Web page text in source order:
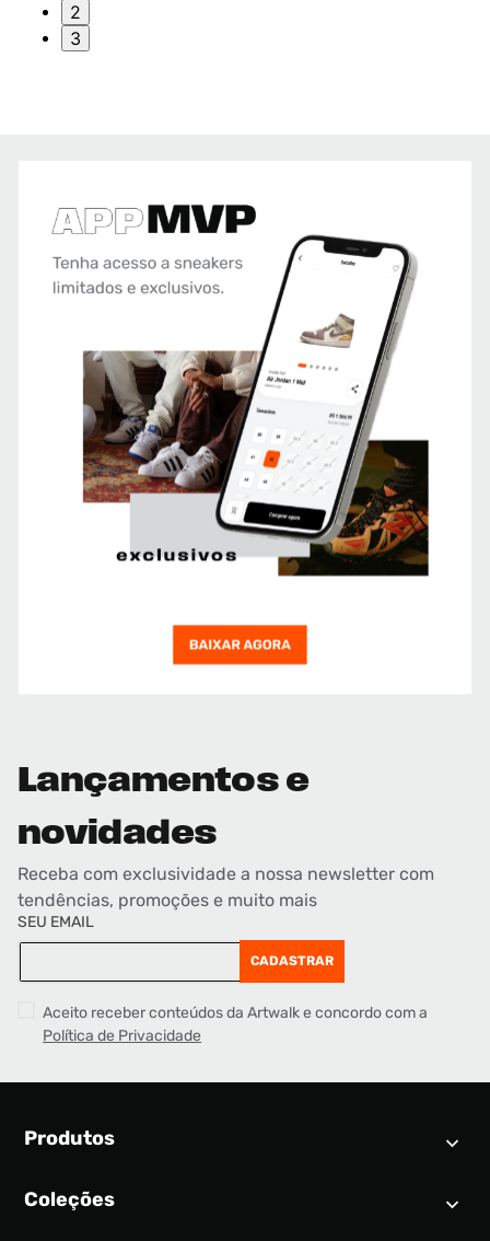
2
3
Lançamentos e
novidades
Receba com exclusividade a nossa newsletter com
tendências, promoções e muito mais
SEU EMAIL
CADASTRAR
Aceito receber conteúdos da Artwalk e concordo com a
Política de Privacidade
Produtos
Calendário SNEAKER
Coleções